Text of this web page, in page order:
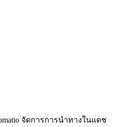
จัดการการนำทางในแดช